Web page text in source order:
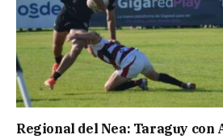
Regional del Nea: Taraguy con